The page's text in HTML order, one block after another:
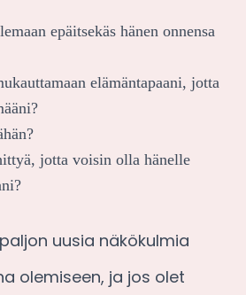
epäitsekäs hänen onnensa
elämäntapaani, jotta
jotta voisin olla hänelle
uusia näkökulmia
olemiseen, ja jos olet